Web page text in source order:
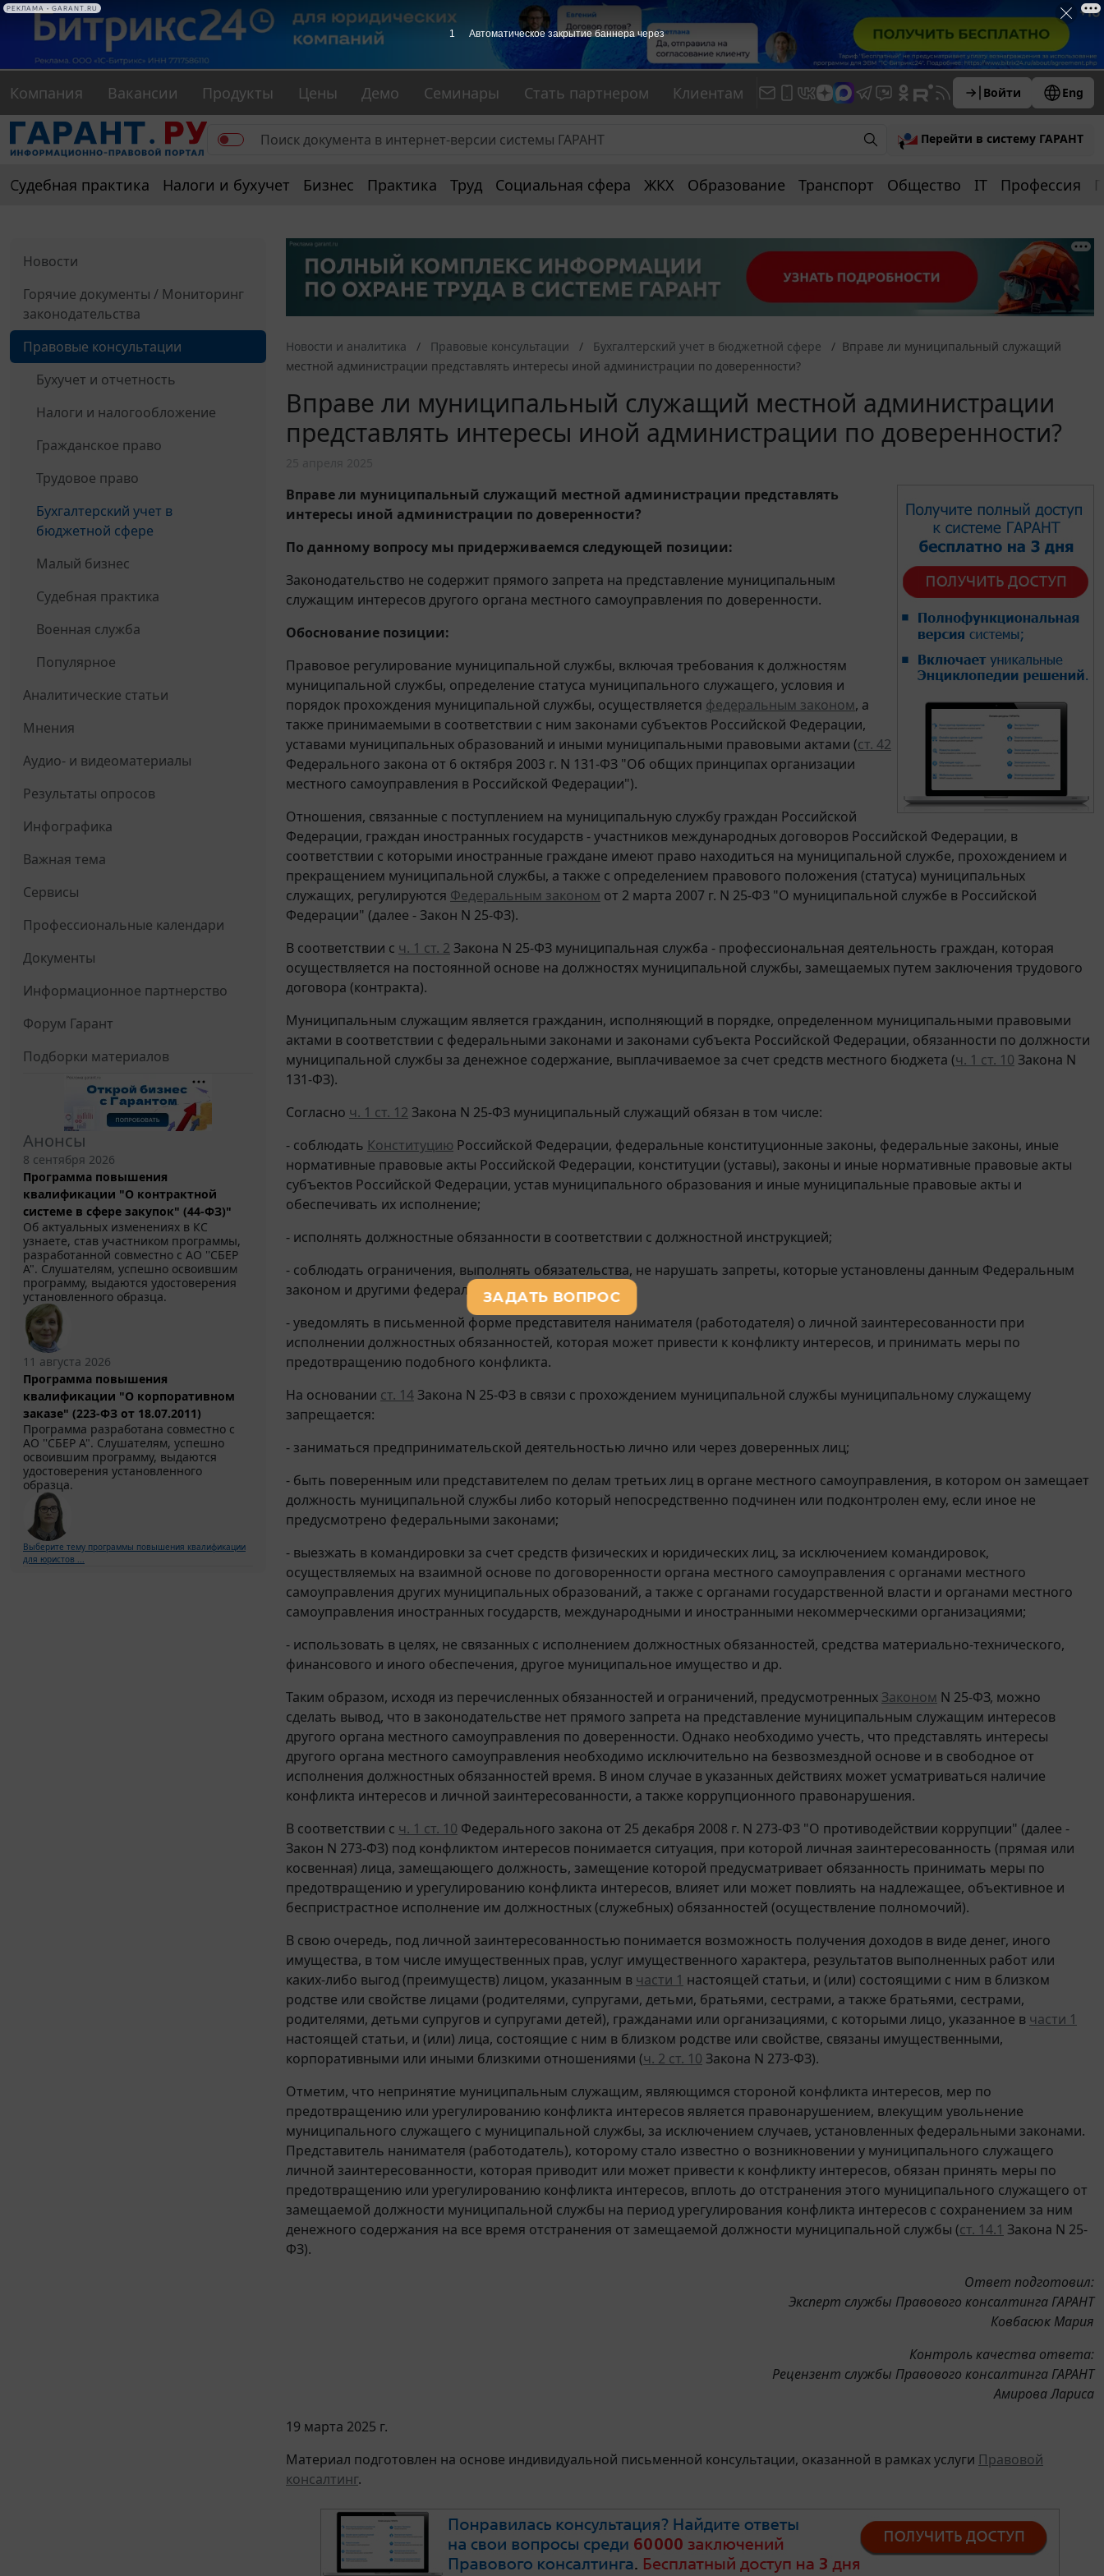
Компания Вакансии Продукты Цены Демо Семинары Стать партнером Клиентам Войти Eng
Перейти в систему ГАРАНТ
Судебная практика Налоги и бухучет Бизнес Практика Труд Социальная сфера ЖКХ Образование Транспорт Общество IT Профессия
Новости
Горячие документы / Мониторинг
законодательства
Правовые консультации
Бухучет и отчетность
Налоги и налогообложение
Гражданское право
Трудовое право
Бухгалтерский учет в
бюджетной сфере
Малый бизнес
Судебная практика
Военная служба
Популярное
Аналитические статьи
Мнения
Аудио- и видеоматериалы
Результаты опросов
Инфографика
Важная тема
Сервисы
Профессиональные календари
Документы
Информационное партнерство
Форум Гарант
Подборки материалов
Анонсы
8 сентября 2026
Программа повышения
квалификации "О контрактной
системе в сфере закупок" (44-ФЗ)"
Об актуальных изменениях в КС
узнаете, став участником программы,
разработанной совместно с АО ''СБЕР
А". Слушателям, успешно освоившим
программу, выдаются удостоверения
установленного образца.
11 августа 2026
Программа повышения
квалификации "О корпоративном
заказе" (223-ФЗ от 18.07.2011)
Программа разработана совместно с
АО ''СБЕР А". Слушателям, успешно
освоившим программу, выдаются
удостоверения установленного
образца.
Выберите тему программы повышения квалификации
для юристов ...
Новости и аналитика Правовые консультации Бухгалтерский учет в бюджетной сфере
Вправе ли муниципальный служащий
местной администрации представлять интересы иной администрации по доверенности?
Вправе ли муниципальный служащий местной администрации
представлять интересы иной администрации по доверенности?
Вправе ли муниципальный служащий местной администрации представлять
интересы иной администрации по доверенности?
По данному вопросу мы придерживаемся следующей позиции:
Законодательство не содержит прямого запрета на представление муниципальным
служащим интересов другого органа местного самоуправления по доверенности.
Обоснование позиции:
Правовое регулирование муниципальной службы, включая требования к должностям
муниципальной службы, определение статуса муниципального служащего, условия и
порядок прохождения муниципальной службы, осуществляется федеральным законом, а
также принимаемыми в соответствии с ним законами субъектов Российской Федерации,
уставами муниципальных образований и иными муниципальными правовыми актами (ст. 42
Федерального закона от 6 октября 2003 г. N 131-ФЗ "Об общих принципах организации
местного самоуправления в Российской Федерации").
Отношения, связанные с поступлением на муниципальную службу граждан Российской
Федерации, граждан иностранных государств - участников международных договоров Российской Федерации, в
соответствии с которыми иностранные граждане имеют право находиться на муниципальной службе, прохождением и
прекращением муниципальной службы, а также с определением правового положения (статуса) муниципальных
служащих, регулируются Федеральным законом от 2 марта 2007 г. N 25-ФЗ "О муниципальной службе в Российской
Федерации" (далее - Закон N 25-ФЗ).
В соответствии с ч. 1 ст. 2 Закона N 25-ФЗ муниципальная служба - профессиональная деятельность граждан, которая
осуществляется на постоянной основе на должностях муниципальной службы, замещаемых путем заключения трудового
договора (контракта).
Муниципальным служащим является гражданин, исполняющий в порядке, определенном муниципальными правовыми
актами в соответствии с федеральными законами и законами субъекта Российской Федерации, обязанности по должности
муниципальной службы за денежное содержание, выплачиваемое за счет средств местного бюджета (ч. 1 ст. 10 Закона N
131-ФЗ).
Согласно ч. 1 ст. 12 Закона N 25-ФЗ муниципальный служащий обязан в том числе:
- соблюдать Конституцию Российской Федерации, федеральные конституционные законы, федеральные законы, иные
нормативные правовые акты Российской Федерации, конституции (уставы), законы и иные нормативные правовые акты
субъектов Российской Федерации, устав муниципального образования и иные муниципальные правовые акты и
обеспечивать их исполнение;
- исполнять должностные обязанности в соответствии с должностной инструкцией;
- соблюдать ограничения, выполнять обязательства, не нарушать запреты, которые установлены данным Федеральным
законом и другими федеральными законами;
- уведомлять в письменной форме представителя нанимателя (работодателя) о личной заинтересованности при
исполнении должностных обязанностей, которая может привести к конфликту интересов, и принимать меры по
предотвращению подобного конфликта.
На основании ст. 14Закона N 25-ФЗ в связи с прохождением муниципальной службы муниципальному служащему
запрещается:
- заниматься предпринимательской деятельностью лично или через доверенных лиц;
- быть поверенным или представителем по делам третьих лиц в органе местного самоуправления, в котором он замещает
должность муниципальной службы либо который непосредственно подчинен или подконтролен ему, если иное не
предусмотрено федеральными законами;
- выезжать в командировки за счет средств физических и юридических лиц, за исключением командировок,
осуществляемых на взаимной основе по договоренности органа местного самоуправления с органами местного
самоуправления других муниципальных образований, а также с органами государственной власти и органами местного
самоуправления иностранных государств, международными и иностранными некоммерческими организациями;
- использовать в целях, не связанных с исполнением должностных обязанностей, средства материально-технического,
финансового и иного обеспечения, другое муниципальное имущество и др.
Таким образом, исходя из перечисленных обязанностей и ограничений, предусмотренных Законом N 25-ФЗ, можно
сделать вывод, что в законодательстве нет прямого запрета на представление муниципальным служащим интересов
другого органа местного самоуправления по доверенности. Однако необходимо учесть, что представлять интересы
другого органа местного самоуправления необходимо исключительно на безвозмездной основе и в свободное от
исполнения должностных обязанностей время. В ином случае в указанных действиях может усматриваться наличие
конфликта интересов и личной заинтересованности, а также коррупционного правонарушения.
В соответствии с ч. 1 ст. 10 Федерального закона от 25 декабря 2008 г. N 273-ФЗ "О противодействии коррупции" (далее -
Закон N 273-ФЗ) под конфликтом интересов понимается ситуация, при которой личная заинтересованность (прямая или
косвенная) лица, замещающего должность, замещение которой предусматривает обязанность принимать меры по
предотвращению и урегулированию конфликта интересов, влияет или может повлиять на надлежащее, объективное и
беспристрастное исполнение им должностных (служебных) обязанностей (осуществление полномочий).
В свою очередь, под личной заинтересованностью понимается возможность получения доходов в виде денег, иного
имущества, в том числе имущественных прав, услуг имущественного характера, результатов выполненных работ или
каких-либо выгод (преимуществ) лицом, указанным в части 1 настоящей статьи, и (или) состоящими с ним в близком
родстве или свойстве лицами (родителями, супругами, детьми, братьями, сестрами, а также братьями, сестрами,
родителями, детьми супругов и супругами детей), гражданами или организациями, с которыми лицо, указанное в части 1
настоящей статьи, и (или) лица, состоящие с ним в близком родстве или свойстве, связаны имущественными,
корпоративными или иными близкими отношениями (ч. 2 ст. 10 Закона N 273-ФЗ).
Отметим, что непринятие муниципальным служащим, являющимся стороной конфликта интересов, мер по
предотвращению или урегулированию конфликта интересов является правонарушением, влекущим увольнение
муниципального служащего с муниципальной службы, за исключением случаев, установленных федеральными законами.
Представитель нанимателя (работодатель), которому стало известно о возникновении у муниципального служащего
личной заинтересованности, которая приводит или может привести к конфликту интересов, обязан принять меры по
предотвращению или урегулированию конфликта интересов, вплоть до отстранения этого муниципального служащего от
замещаемой должности муниципальной службы на период урегулирования конфликта интересов с сохранением за ним
денежного содержания на все время отстранения от замещаемой должности муниципальной службы (ст. 14.1 Закона N 25-
ФЗ).
Ответ подготовил:
Эксперт службы Правового консалтинга ГАРАНТ
Ковбасюк Мария
Контроль качества ответа:
Рецензент службы Правового консалтинга ГАРАНТ
Амирова Лариса
19 марта 2025 г.
Материал подготовлен на основе индивидуальной письменной консультации, оказанной в рамках услуги Правовой
консалтинг.